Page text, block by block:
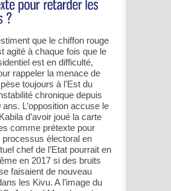
que le chiffon rouge
agité à chaque fois que le
est en difficulté,
rappeler la menace de
toujours à l’Est du
chronique depuis
ans. L’opposition accuse le
d’avoir joué la carte
comme prétexte pour
processus électoral en
chef de l’Etat pourrait en
en 2017 si des bruits
faisaient de nouveau
les Kivu. A l’image du